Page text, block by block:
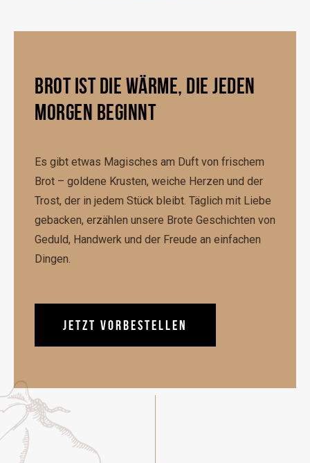
BROT IST DIE WÄRME, DIE JEDEN
MORGEN BEGINNT
Es gibt etwas Magisches am Duft von frischem
Brot – goldene Krusten, weiche Herzen und der
Trost, der in jedem Stück bleibt. Täglich mit Liebe
gebacken, erzählen unsere Brote Geschichten von
Geduld, Handwerk und der Freude an einfachen
Dingen.
JETZT VORBESTELLEN